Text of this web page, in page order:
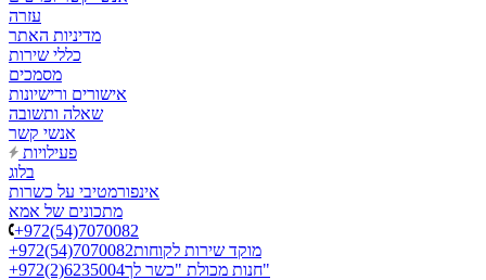
עזרה
מדיניות האתר
כללי שירות
מסמכים
אישורים ורישיונות
שאלה ותשובה
אנשי קשר
פעילויות
בלוג
אינפורמטיבי על כשרות
מתכונים של אמא
+972(54)7070082
+972(54)7070082מוקד שירות לקוחות
+972(2)6235004
חנות מכולת "כשר לך"